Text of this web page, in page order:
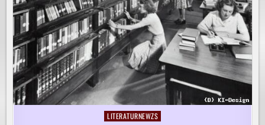
Posted
LITERATURNEWZS